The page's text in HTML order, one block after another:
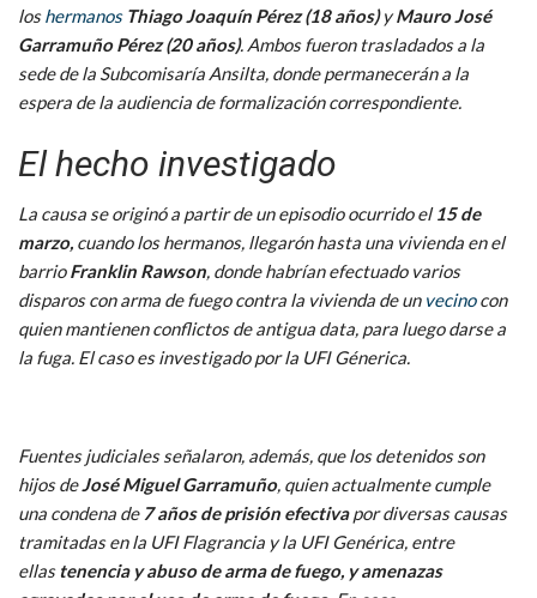
loshermanos Thiago Joaquín Pérez (18 años)yMauro José
Garramuño Pérez (20 años). Ambos fueron trasladados a la
sede de la Subcomisaría Ansilta, donde permanecerán a la
espera de la audiencia de formalización correspondiente.
El hecho investigado
La causa se originó a partir de un episodio ocurrido el15 de
marzo, cuando los hermanos, llegarón hasta una vivienda en el
barrioFranklin Rawson, donde habrían efectuado varios
disparos con arma de fuego contra la vivienda de unvecinocon
quien mantienen conflictos de antigua data, para luego darse a
la fuga. El caso es investigado por la UFI Génerica.
Fuentes judiciales señalaron, además, que los detenidos son
hijos deJosé Miguel Garramuño, quien actualmente cumple
una condena de 7 años de prisión efectivapor diversas causas
tramitadas en la UFI Flagrancia y la UFI Genérica, entre
ellastenencia y abuso de arma de fuego, y amenazas